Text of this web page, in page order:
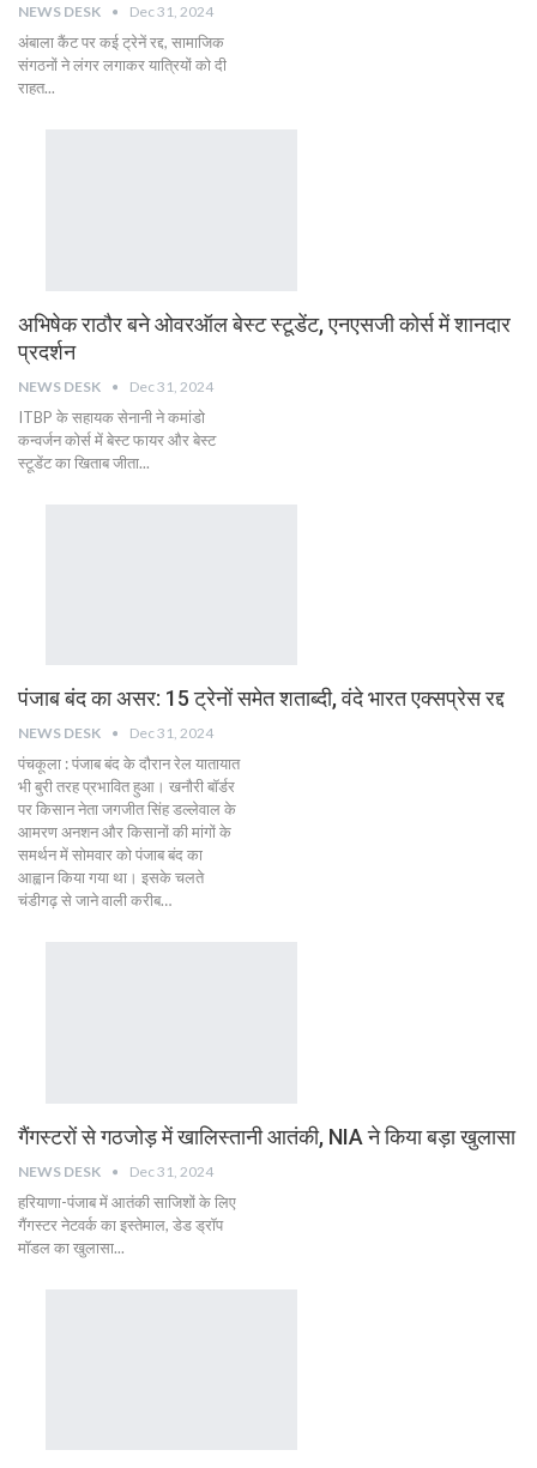
NEWS DESK Dec 31, 2024
अंबाला कैंट पर कई ट्रेनें रद्द, सामाजिक
संगठनों ने लंगर लगाकर यात्रियों को दी
राहत...
अभिषेक राठौर बने ओवरऑल बेस्ट स्टूडेंट, एनएसजी कोर्स में शानदार
प्रदर्शन
NEWS DESK Dec 31, 2024
ITBP के सहायक सेनानी ने कमांडो
कन्वर्जन कोर्स में बेस्ट फायर और बेस्ट
स्टूडेंट का खिताब जीता...
पंजाब बंद का असर: 15 ट्रेनों समेत शताब्दी, वंदे भारत एक्सप्रेस रद्द
NEWS DESK Dec 31, 2024
पंचकूला : पंजाब बंद के दौरान रेल यातायात
भी बुरी तरह प्रभावित हुआ। खनौरी बॉर्डर
पर किसान नेता जगजीत सिंह डल्लेवाल के
आमरण अनशन और किसानों की मांगों के
समर्थन में सोमवार को पंजाब बंद का
आह्वान किया गया था। इसके चलते
चंडीगढ़ से जाने वाली करीब…
गैंगस्टरों से गठजोड़ में खालिस्तानी आतंकी, NIA ने किया बड़ा खुलासा
NEWS DESK Dec 31, 2024
हरियाणा-पंजाब में आतंकी साजिशों के लिए
गैंगस्टर नेटवर्क का इस्तेमाल, डेड ड्रॉप
मॉडल का खुलासा...